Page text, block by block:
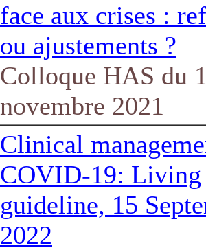
face aux crises :
ou ajustements ?
Colloque HAS du
novembre 2021
Clinical
COVID-19: Living
guideline, 15
2022